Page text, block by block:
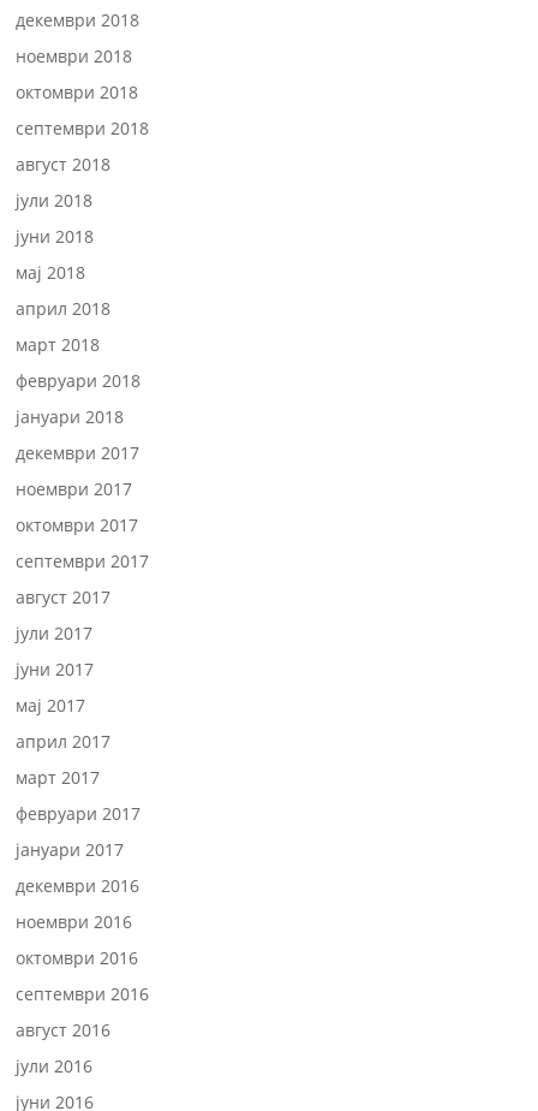
декември 2018
ноември 2018
октомври 2018
септември 2018
август 2018
јули 2018
јуни 2018
мај 2018
април 2018
март 2018
февруари 2018
јануари 2018
декември 2017
ноември 2017
октомври 2017
септември 2017
август 2017
јули 2017
јуни 2017
мај 2017
април 2017
март 2017
февруари 2017
јануари 2017
декември 2016
ноември 2016
октомври 2016
септември 2016
август 2016
јули 2016
јуни 2016